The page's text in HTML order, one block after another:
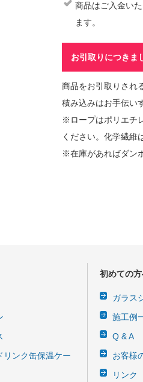
商品はご入金い
ます。
お引取りにつきま
商品をお引取りされ
積み込みはお手伝い
※ロープはポリエチ
ください。化学繊維
※在庫があればダン
リンク缶保温ケー
初めての
ガラス
施工例
Q & A
お客様
リンク